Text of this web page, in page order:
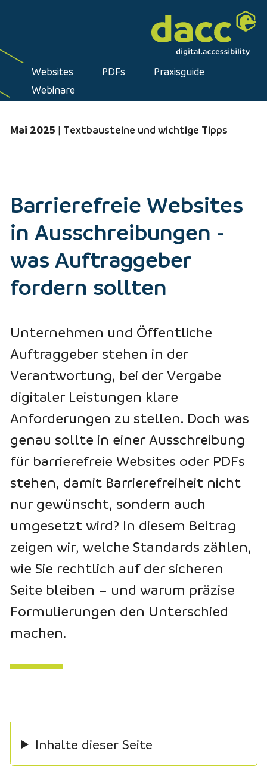
Websites PDFs
Praxisguide
Webinare
Mai 2025 | Textbausteine und wichtige Tipps
Barrierefreie Websites
in Ausschreibungen -
was Auftraggeber
fordern sollten
Unternehmen und Öffentliche
Auftraggeber stehen in der
Verantwortung, bei der Vergabe
digitaler Leistungen klare
Anforderungen zu stellen. Doch was
genau sollte in einer Ausschreibung
für barrierefreie Websites oder PDFs
stehen, damit Barrierefreiheit nicht
nur gewünscht, sondern auch
umgesetzt wird? In diesem Beitrag
zeigen wir, welche Standards zählen,
wie Sie rechtlich auf der sicheren
Seite bleiben – und warum präzise
Formulierungen den Unterschied
machen.
Inhalte dieser Seite